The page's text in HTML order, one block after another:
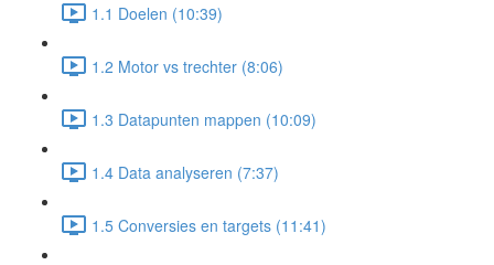
1.1 Doelen (10:39)
1.2 Motor vs trechter (8:06)
1.3 Datapunten mappen (10:09)
1.4 Data analyseren (7:37)
1.5 Conversies en targets (11:41)